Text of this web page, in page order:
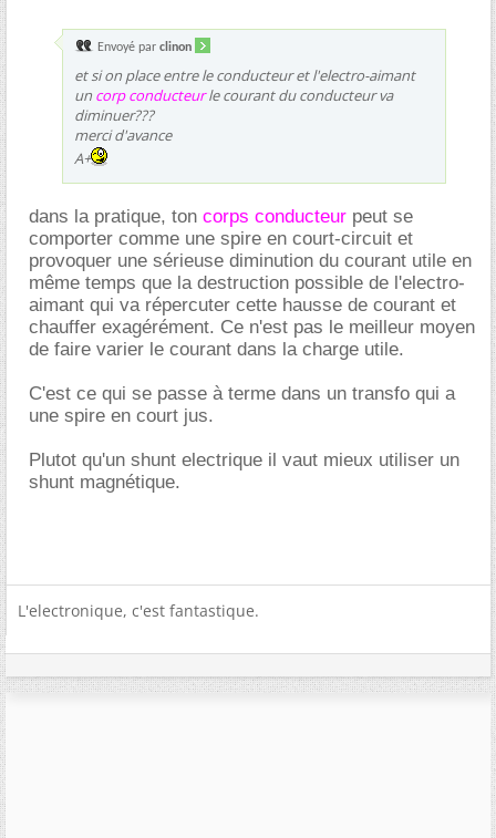
Envoyé par clinon
et si on place entre le conducteur et l'electro-aimant
un corp conducteurle courant du conducteur va
diminuer???
merci d'avance
A+
dans la pratique, ton corps conducteur peut se
comporter comme une spire en court-circuit et
provoquer une sérieuse diminution du courant utile en
même temps que la destruction possible de l'electro-
aimant qui va répercuter cette hausse de courant et
chauffer exagérément. Ce n'est pas le meilleur moyen
de faire varier le courant dans la charge utile.
C'est ce qui se passe à terme dans un transfo qui a
une spire en court jus.
Plutot qu'un shunt electrique il vaut mieux utiliser un
shunt magnétique.
L'electronique, c'est fantastique.